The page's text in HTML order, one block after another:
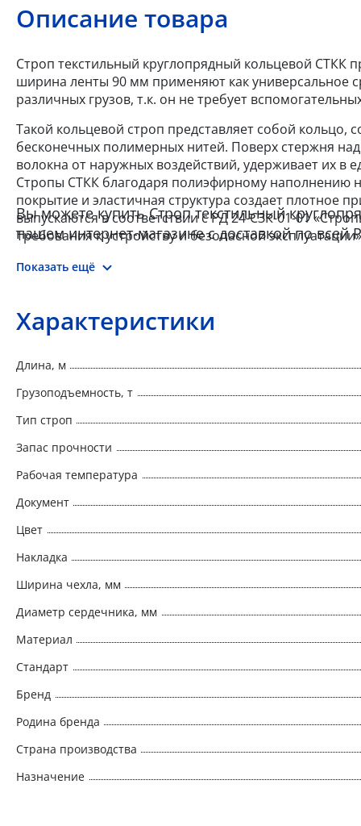
Описание товара
Строп текстильный круглопрядный кольцевой СТКК
ширина ленты 90 мм применяют как универсальное
различных грузов, т.к. он не требует
Такой кольцевой строп представляет собой кольцо,
бесконечных полимерных нитей. Поверх стержня
волокна от наружных воздействий, удерживает их
Стропы СТКК благодаря полиэфирному наполнению
покрытие и эластичная структура создает плотное
выпускаются в соответствии с РД 24-СЗК-01-01
Требования к устройству и безопасной
Вы можете купить Строп текстильный
нашем интернет-магазине с доставкой по всей
Показать ещё
Характеристики
Длина, м
Грузоподъемность, т
Тип строп
Запас прочности
Рабочая температура
Документ
Цвет
Накладка
Ширина чехла, мм
Диаметр сердечника, мм
Материал
Стандарт
Бренд
Родина бренда
Страна производства
Назначение